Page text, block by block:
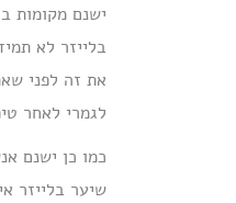
ישנם מקומות
בלייזר לא
את זה לפני
לגמרי לאחר
כמו כן ישנם
שיער בלייזר